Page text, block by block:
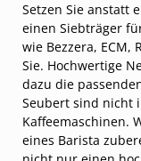
Setzen Sie anstatt
einen Siebträger
wie Bezzera, ECM,
Sie. Hochwertige
dazu die
Seubert sind nicht
Kaffeemaschinen.
eines Barista